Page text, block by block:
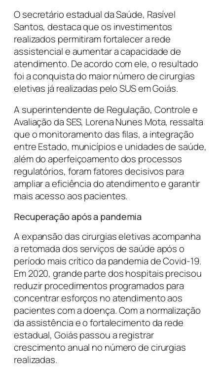
O secretário estadual da Saúde, Rasível
Santos, destaca que os investimentos
realizados permitiram fortalecer a rede
assistencial e aumentar a capacidade de
atendimento. De acordo com ele, o resultado
foi a conquista do maior número de cirurgias
eletivas já realizadas pelo SUS em Goiás.
A superintendente de Regulação, Controle e
Avaliação da SES, Lorena Nunes Mota, ressalta
que o monitoramento das filas, a integração
entre Estado, municípios e unidades de saúde,
além do aperfeiçoamento dos processos
regulatórios, foram fatores decisivos para
ampliar a eficiência do atendimento e garantir
mais acesso aos pacientes.
Recuperação após a pandemia
A expansão das cirurgias eletivas acompanha
a retomada dos serviços de saúde após o
período mais crítico da pandemia de Covid-19.
Em 2020, grande parte dos hospitais precisou
reduzir procedimentos programados para
concentrar esforços no atendimento aos
pacientes com a doença. Com a normalização
da assistência e o fortalecimento da rede
estadual, Goiás passou a registrar
crescimento anual no número de cirurgias
realizadas.